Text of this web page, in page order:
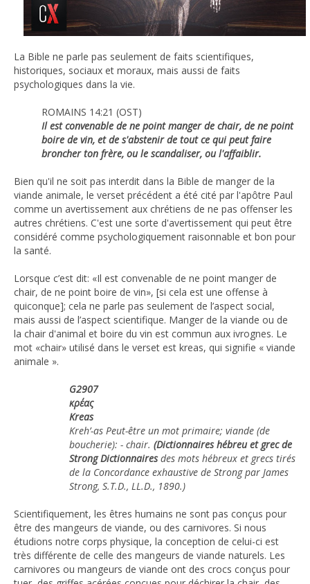
La Bible ne parle pas seulement de faits scientifiques,
historiques, sociaux et moraux, mais aussi de faits
psychologiques dans la vie.
ROMAINS 14:21 (OST)
Il est convenable de ne point manger de chair, de ne point
boire de vin, et de s'abstenir de tout ce qui peut faire
broncher ton frère, ou le scandaliser, ou l'affaiblir.
Bien qu'il ne soit pas interdit dans la Bible de manger de la
viande animale, le verset précédent a été cité par l'apôtre Paul
comme un avertissement aux chrétiens de ne pas offenser les
autres chrétiens. C'est une sorte d'avertissement qui peut être
considéré comme psychologiquement raisonnable et bon pour
la santé.
Lorsque c’est dit: «Il est convenable de ne point manger de
chair, de ne point boire de vin», [si cela est une offense à
quiconque]; cela ne parle pas seulement de l’aspect social,
mais aussi de l’aspect scientifique. Manger de la viande ou de
la chair d'animal et boire du vin est commun aux ivrognes. Le
mot «chair» utilisé dans le verset est kreas, qui signifie « viande
animale ».
G2907
κρέας
Kreas
Kreh’-as Peut-être un mot primaire; viande (de
boucherie): - chair. (Dictionnaires hébreu et grec de
Strong Dictionnairesdes mots hébreux et grecs tirés
de la Concordance exhaustive de Strong par James
Strong, S.T.D., LL.D., 1890.)
Scientifiquement, les êtres humains ne sont pas conçus pour
être des mangeurs de viande, ou des carnivores. Si nous
étudions notre corps physique, la conception de celui-ci est
très différente de celle des mangeurs de viande naturels. Les
carnivores ou mangeurs de viande ont des crocs conçus pour